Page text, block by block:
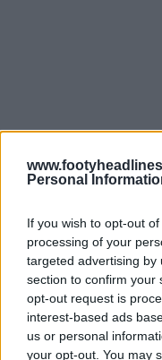
Personal
If you wish to opt-out
processing of your
targeted advertising by
section to confirm your
opt-out request is
interest-based ads
us or personal
your opt-out. You may
La camiseta Adidas
rinde homenaje a la
Europa de 1967.
blancos con